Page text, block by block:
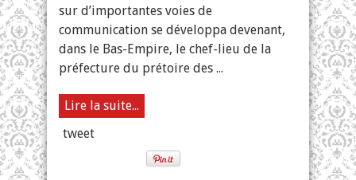
sur d’importantes voies de
communication se développa devenant,
dans le Bas-Empire, le chef-lieu de la
préfecture du prétoire des ...
Lire la suite...
tweet